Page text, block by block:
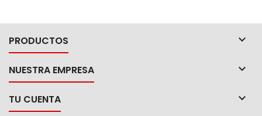
PRODUCTOS 
NUESTRA EMPRESA 
TU CUENTA 